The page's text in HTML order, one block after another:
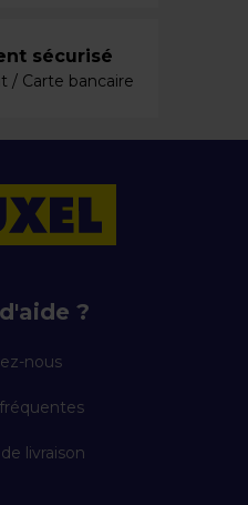
sécurisé
/ Carte bancaire
?
nous
livraison